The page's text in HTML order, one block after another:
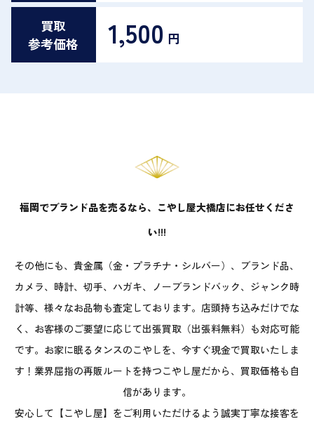
買取
参考価格
1,500 円
福岡でブランド品を売るなら、こやし屋大橋店にお任せくださ
い!!!
その他にも、貴金属（金・プラチナ・シルバー）、ブランド品、
カメラ、時計、切手、ハガキ、ノーブランドバック、ジャンク時
計等、様々なお品物も査定しております。店頭持ち込みだけでな
く、お客様のご要望に応じて出張買取（出張料無料）も対応可能
です。お家に眠るタンスのこやしを、今すぐ現金で買取いたしま
す！業界屈指の再販ルートを持つこやし屋だから、買取価格も自
信があります。
安心して【こやし屋】をご利用いただけるよう誠実丁寧な接客を